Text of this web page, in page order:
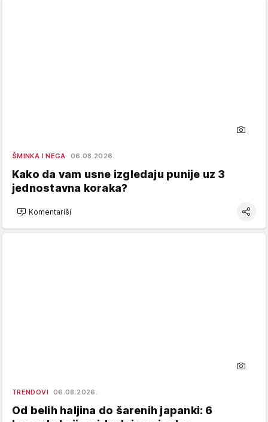
ŠMINKA I NEGA 06.08.2026.
Kako da vam usne izgledaju punije uz 3
jednostavna koraka?
Komentariši
TRENDOVI 06.08.2026.
Od belih haljina do šarenih japanki: 6